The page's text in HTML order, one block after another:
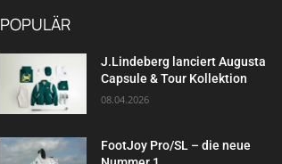
POPULÄR
J.Lindeberg lanciert Augusta
Capsule & Tour Kollektion
08.04.2026
FootJoy Pro/SL – die neue